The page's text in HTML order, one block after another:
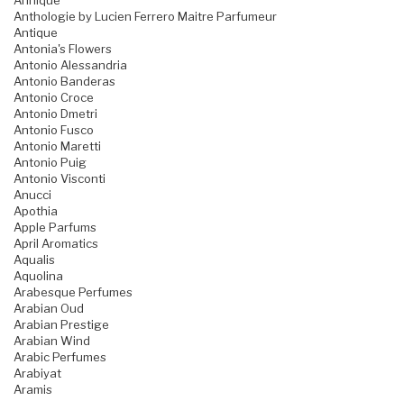
Anthologie by Lucien Ferrero Maitre Parfumeur
Antique
Antonia's Flowers
Antonio Alessandria
Antonio Banderas
Antonio Croce
Antonio Dmetri
Antonio Fusco
Antonio Maretti
Antonio Puig
Antonio Visconti
Anucci
Apothia
Apple Parfums
April Aromatics
Aqualis
Aquolina
Arabesque Perfumes
Arabian Oud
Arabian Prestige
Arabian Wind
Arabic Perfumes
Arabiyat
Aramis